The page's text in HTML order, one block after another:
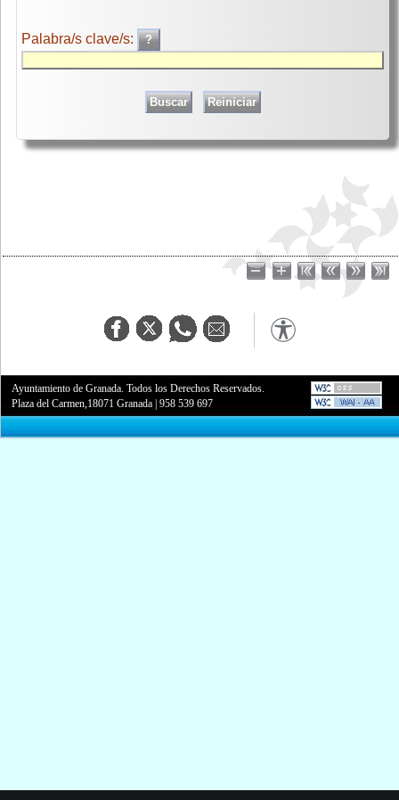
Palabra/s clave/s:
Ayuntamiento de Granada. Todos los Derechos Reservados.
Plaza del Carmen,18071 Granada |958 539 697